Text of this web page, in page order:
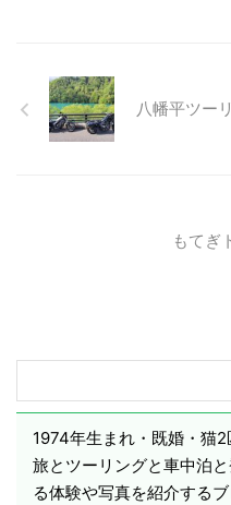
八幡平ツー
もてぎ
1974年生まれ・既婚・猫2
旅とツーリングと車中泊
る体験や写真を紹介する